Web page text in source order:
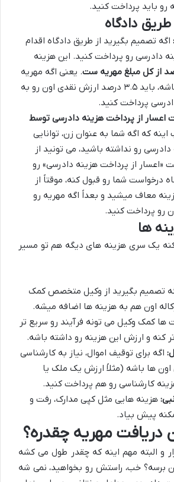
رو باید پرداخت کنید.
اگه تصمیم بگیرید از طریق دادگاه اقدام
دادرسی رو پرداخت کنید. این هزینه
. یعنی اگه مهریه
شما ۱۰۰ سکه باشه، باید ۳.۵ درصد ارزش نقدی اون رو به
پرداخت کنید.
اعسار از پرداخت هزینه دادرسی توسط
که اگه شما به عنوان زن، توانایی
رو نداشته باشید، می تونید از
«اعسار از پرداخت هزینه دادرسی» رو
درخواست شما رو قبول کنه، موقتاً از
معاف میشید و بعداً اگه مهریه رو
رو پرداخت کنید.
یک سری هزینه های دیگه هم تو مسیر
تصمیم بگیرید از وکیل متخصص کمک
اون هم به هزینه ها اضافه میشه.
ها کمک وکیل می تونه فرآیند رو سریع تر
کنه و ارزش این هزینه رو داشته باشه.
اگه برای توقیف اموال، نیاز به کارشناسی
ها باشه (مثلاً ارزش یک ملک یا
کارشناسی رو هم پرداخت کنید.
هزینه هایی مثل کپی مدارک، رفت و
پیش بیاد.
و البته مهم اینه که چقدر طول می کشه
برسه؟ خب، راستش رو بخواهید، نمی شه